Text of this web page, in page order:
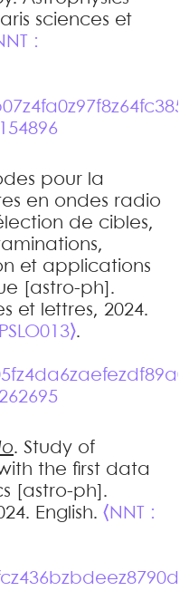
sciences et
:
pour la
en ondes radio
de cibles,
et applications
[astro-ph].
et lettres, 2024.
.
. Study of
the first data
[astro-ph].
English. ⟨NNT :